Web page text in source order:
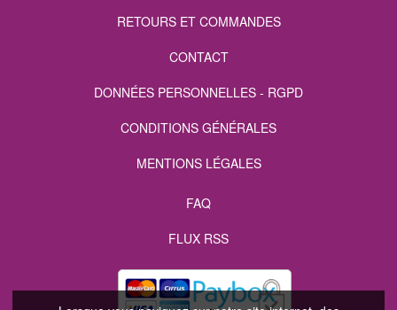
RETOURS ET COMMANDES
CONTACT
DONNÉES PERSONNELLES - RGPD
CONDITIONS GÉNÉRALES
MENTIONS LÉGALES
FAQ
FLUX RSS